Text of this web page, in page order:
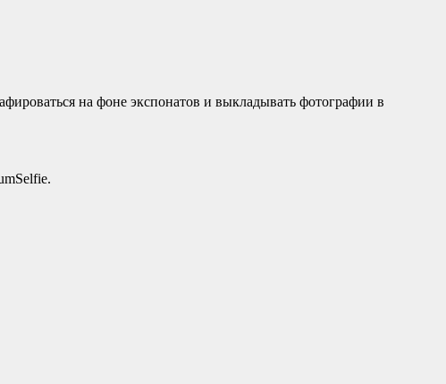
на фоне экспонатов и выкладывать фотографии в